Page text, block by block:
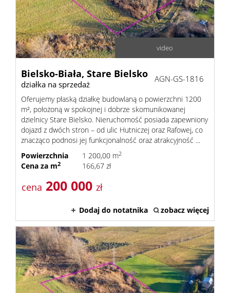
video
Bielsko-Biała, Stare Bielsko
działka na sprzedaż
AGN-GS-1816
Oferujemy płaską działkę budowlaną o powierzchni 1200
m², położoną w spokojnej i dobrze skomunikowanej
dzielnicy Stare Bielsko. Nieruchomość posiada zapewniony
dojazd z dwóch stron – od ulic Hutniczej oraz Rafowej, co
znacząco podnosi jej funkcjonalność oraz atrakcyjność ...
Powierzchnia
1 200,00 m2
Cena za m2 166,67 zł
cena 200 000 zł
Dodaj do notatnika zobacz więcej